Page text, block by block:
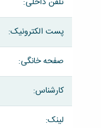
پست الکترونیک:
صفحه خانگی:
کارشناس:
لینک: